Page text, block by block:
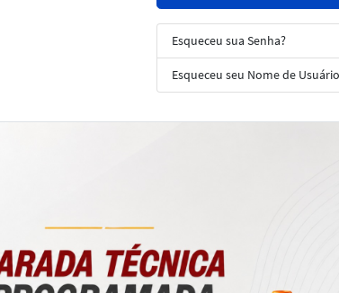
Esqueceu sua Senha?
Esqueceu seu Nome de